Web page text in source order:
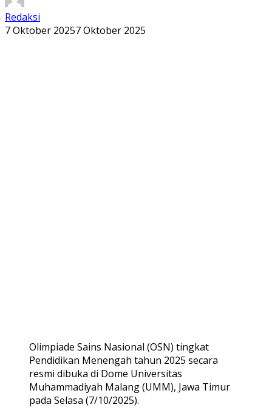
Redaksi
7 Oktober 20257 Oktober 2025
Olimpiade Sains Nasional (OSN) tingkat
Pendidikan Menengah tahun 2025 secara
resmi dibuka di Dome Universitas
Muhammadiyah Malang (UMM), Jawa Timur
pada Selasa (7/10/2025).